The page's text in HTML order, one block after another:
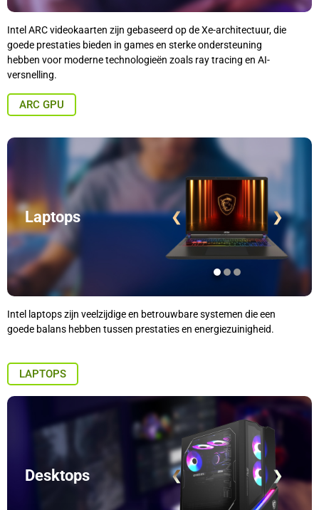
Intel ARC videokaarten zijn gebaseerd op de Xe-architectuur, die
goede prestaties bieden in games en sterke ondersteuning
hebben voor moderne technologieën zoals ray tracing en AI-
versnelling.
ARC GPU
Laptops ❮ ❯
Intel laptops zijn veelzijdige en betrouwbare systemen die een
goede balans hebben tussen prestaties en energiezuinigheid.
LAPTOPS
Desktops ❮ ❯